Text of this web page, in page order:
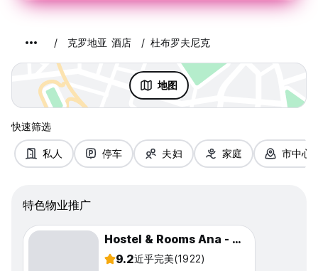
克罗地亚 酒店 杜布罗夫尼克
地图
快速筛选
私人 停车 夫妇 家庭 市中心
特色物业推广
Hostel & Rooms Ana - Old Town Dubrovnik
9.2近乎完美(1922)